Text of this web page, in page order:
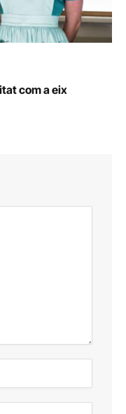
com a eix